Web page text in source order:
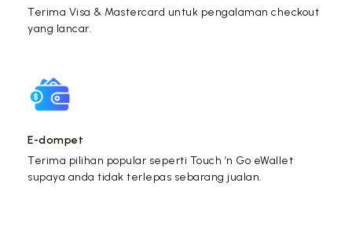
Terima Visa & Mastercard untuk pengalaman checkout
yang lancar.
E-dompet
Terima pilihan popular seperti Touch ’n Go eWallet
supaya anda tidak terlepas sebarang jualan.